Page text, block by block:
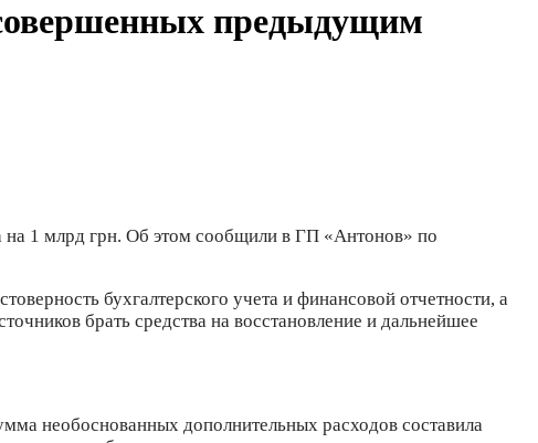
предыдущим
на 1 млрд грн. Об этом сообщили в ГП «Антонов» по
бухгалтерского учета и финансовой отчетности, а
брать средства на восстановление и дальнейшее
необоснованных дополнительных расходов составила